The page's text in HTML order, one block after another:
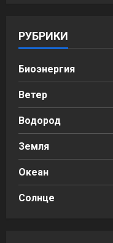
РУБРИКИ
Биоэнергия
Ветер
Водород
Земля
Океан
Солнце